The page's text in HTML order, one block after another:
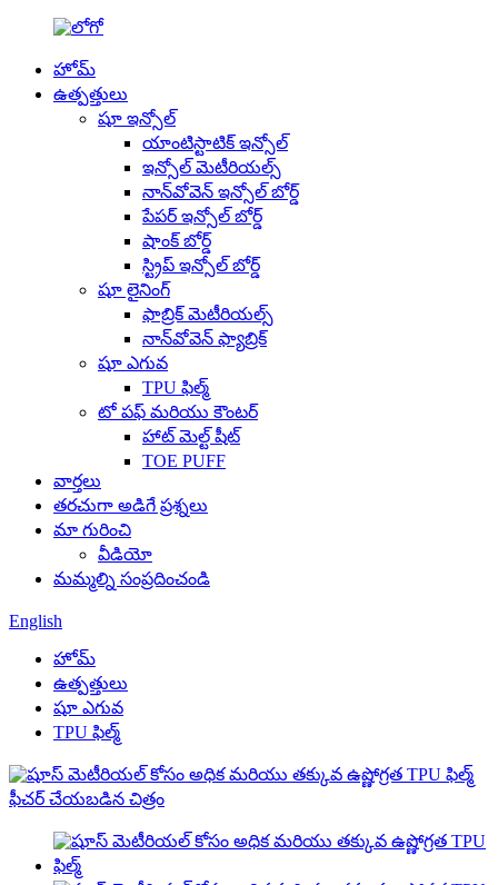
హోమ్
ఉత్పత్తులు
షూ ఇన్సోల్
యాంటిస్టాటిక్ ఇన్సోల్
ఇన్సోల్ మెటీరియల్స్
నాన్‌వోవెన్ ఇన్సోల్ బోర్డ్
పేపర్ ఇన్సోల్ బోర్డ్
షాంక్ బోర్డ్
స్ట్రిప్ ఇన్సోల్ బోర్డ్
షూ లైనింగ్
ఫాబ్రిక్ మెటీరియల్స్
నాన్‌వోవెన్ ఫ్యాబ్రిక్
షూ ఎగువ
TPU ఫిల్మ్
టో పఫ్ మరియు కౌంటర్
హాట్ మెల్ట్ షీట్
TOE PUFF
వార్తలు
తరచుగా అడిగే ప్రశ్నలు
మా గురించి
వీడియో
మమ్మల్ని సంప్రదించండి
English
హోమ్
ఉత్పత్తులు
షూ ఎగువ
TPU ఫిల్మ్